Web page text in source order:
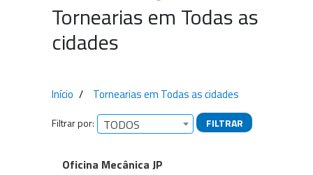
Tornearias em Todas as
cidades
Início Tornearias em Todas as cidades
Filtrar por: TODOS FILTRAR
Empresas encontradas
Oficina Mecânica JP